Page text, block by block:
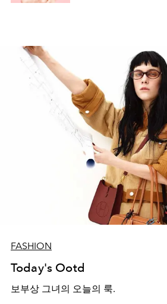
FASHION
Today's Ootd
보부상 그녀의 오늘의 룩.